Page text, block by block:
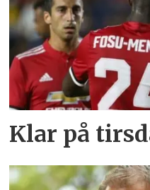
Klar på